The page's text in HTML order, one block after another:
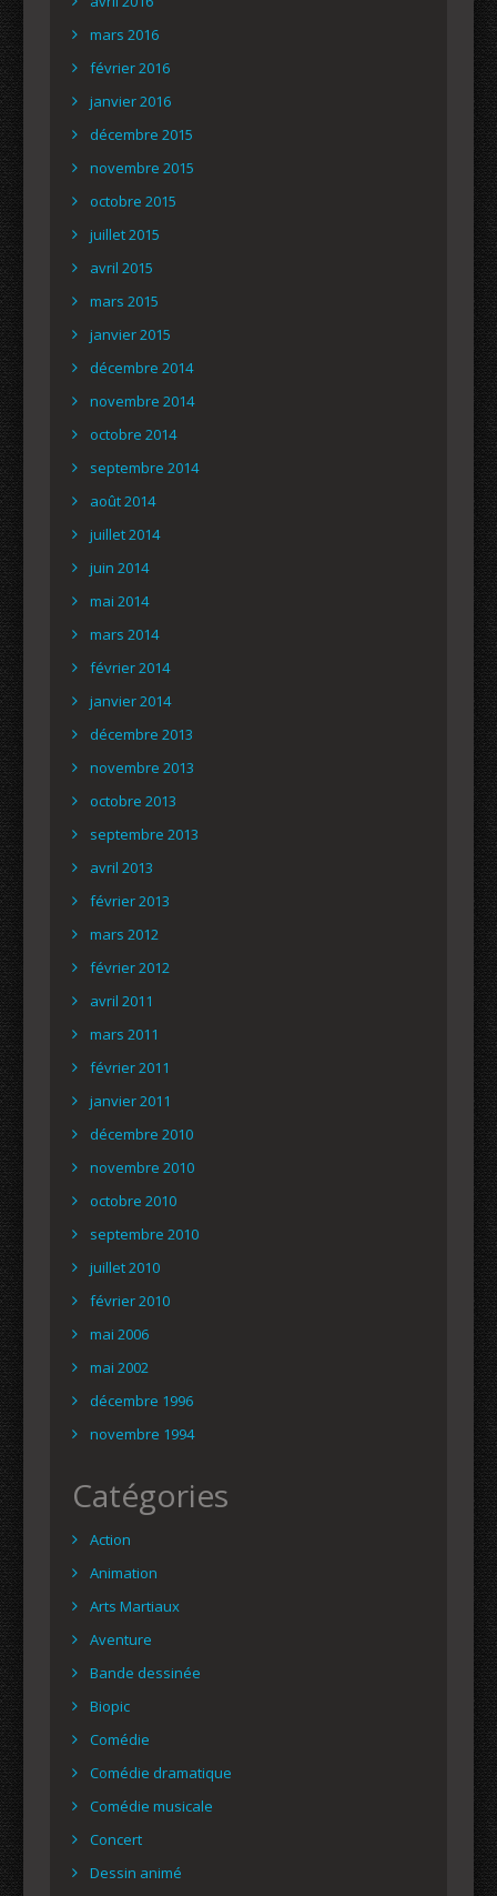
mars 2016
février 2016
janvier 2016
décembre 2015
novembre 2015
octobre 2015
juillet 2015
avril 2015
mars 2015
janvier 2015
décembre 2014
novembre 2014
octobre 2014
septembre 2014
août 2014
juillet 2014
juin 2014
mai 2014
mars 2014
février 2014
janvier 2014
décembre 2013
novembre 2013
octobre 2013
septembre 2013
avril 2013
février 2013
mars 2012
février 2012
avril 2011
mars 2011
février 2011
janvier 2011
décembre 2010
novembre 2010
octobre 2010
septembre 2010
juillet 2010
février 2010
mai 2006
mai 2002
décembre 1996
novembre 1994
Catégories
Action
Animation
Arts Martiaux
Aventure
Bande dessinée
Biopic
Comédie
Comédie dramatique
Comédie musicale
Concert
Dessin animé